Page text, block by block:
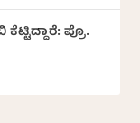
ಪ್ರೊ.